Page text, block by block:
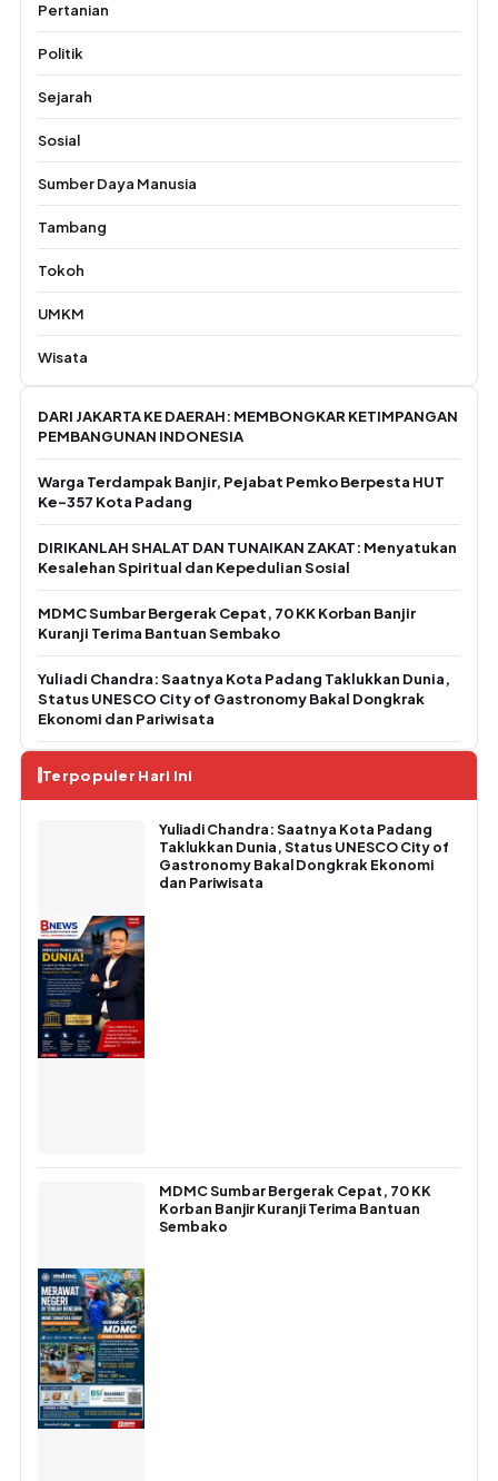
Pertanian
Politik
Sejarah
Sosial
Sumber Daya Manusia
Tambang
Tokoh
UMKM
Wisata
DARI JAKARTA KE DAERAH: MEMBONGKAR KETIMPANGAN
PEMBANGUNAN INDONESIA
Warga Terdampak Banjir, Pejabat Pemko Berpesta HUT
Ke-357 Kota Padang
DIRIKANLAH SHALAT DAN TUNAIKAN ZAKAT: Menyatukan
Kesalehan Spiritual dan Kepedulian Sosial
MDMC Sumbar Bergerak Cepat, 70 KK Korban Banjir
Kuranji Terima Bantuan Sembako
Yuliadi Chandra: Saatnya Kota Padang Taklukkan Dunia,
Status UNESCO City of Gastronomy Bakal Dongkrak
Ekonomi dan Pariwisata
Terpopuler Hari Ini
Yuliadi Chandra: Saatnya Kota Padang
Taklukkan Dunia, Status UNESCO City of
Gastronomy Bakal Dongkrak Ekonomi
dan Pariwisata
MDMC Sumbar Bergerak Cepat, 70 KK
Korban Banjir Kuranji Terima Bantuan
Sembako